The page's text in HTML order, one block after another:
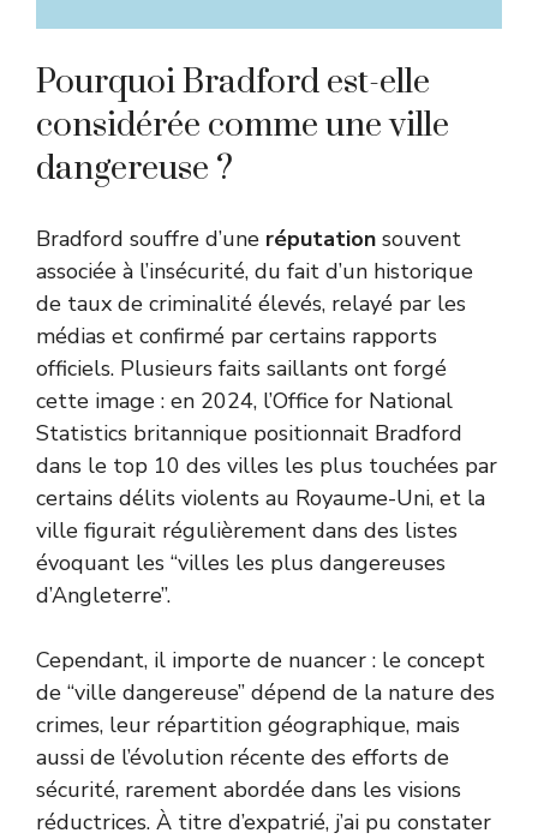
Pourquoi Bradford est-elle
considérée comme une ville
dangereuse ?
Bradford souffre d’une réputation souvent
associée à l’insécurité, du fait d’un historique
de taux de criminalité élevés, relayé par les
médias et confirmé par certains rapports
officiels. Plusieurs faits saillants ont forgé
cette image : en 2024, l’Office for National
Statistics britannique positionnait Bradford
dans le top 10 des villes les plus touchées par
certains délits violents au Royaume-Uni, et la
ville figurait régulièrement dans des listes
évoquant les “villes les plus dangereuses
d’Angleterre”.
Cependant, il importe de nuancer : le concept
de “ville dangereuse” dépend de la nature des
crimes, leur répartition géographique, mais
aussi de l’évolution récente des efforts de
sécurité, rarement abordée dans les visions
réductrices. À titre d’expatrié, j’ai pu constater